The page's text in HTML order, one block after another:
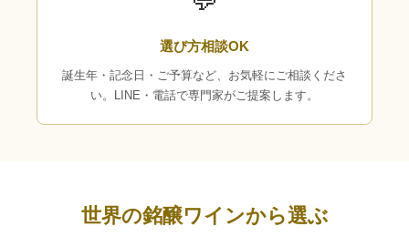
選び方相談OK
誕生年・記念日・ご予算など、お気軽にご相談くださ
い。LINE・電話で専門家がご提案します。
世界の銘醸ワインから選ぶ